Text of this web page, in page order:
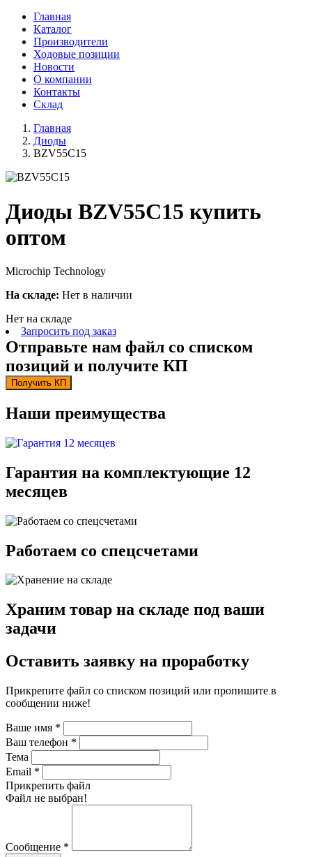
Главная
Каталог
Производители
Ходовые позиции
Новости
О компании
Контакты
Склад
Главная
Диоды
BZV55C15
Диоды BZV55C15 купить
оптом
Microchip Technology
На складе: Нет в наличии
Нет на складе
Запросить под заказ
Отправьте нам файл со списком
позиций и получите КП
Получить КП
Наши преимущества
Гарантия на комплектующие 12
месяцев
Работаем со спецсчетами
Храним товар на складе под ваши
задачи
Оставить заявку на проработку
Прикрепите файл со списком позиций или пропишите в
сообщении ниже!
Ваше имя *
Ваш телефон *
Тема
Email *
Прикрепить файл
Файл не выбран!
Сообщение *